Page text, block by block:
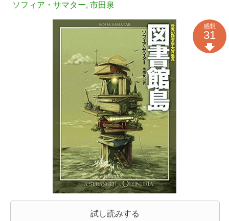
ソフィア・サマター, 市田泉
試し読みする
感想
31